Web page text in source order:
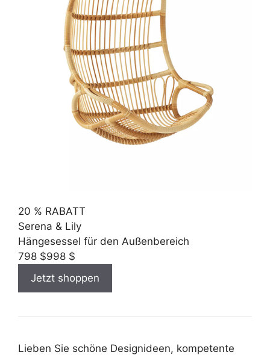
20 % RABATT
Serena & Lily
Hängesessel für den Außenbereich
798 $998 $
Jetzt shoppen
Lieben Sie schöne Designideen, kompetente